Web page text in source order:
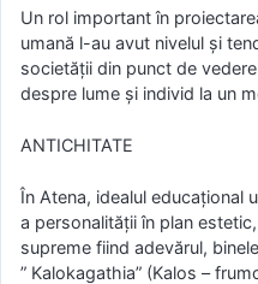
Un rol important în
umană l-au avut nivelul și
societății din punct de
despre lume și individ la un
ANTICHITATE
În Atena, idealul educațional
a personalității în plan
supreme fiind adevărul,
” Kalokagathia” (Kalos –